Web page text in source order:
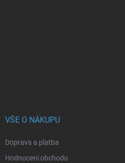
VŠE O NÁKUPU
Doprava a platba
Hodnocení obchodu